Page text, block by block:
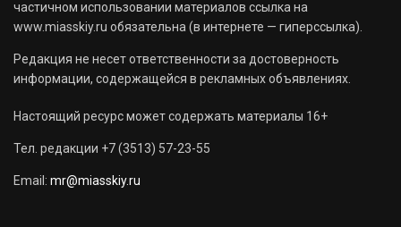
частичном использовании материалов ссылка на
www.miasskiy.ru обязательна (в интернете — гиперссылка).
Редакция не несет ответственности за достоверность
информации, содержащейся в рекламных объявлениях.
Настоящий ресурс может содержать материалы 16+
Тел. редакции +7 (3513) 57-23-55
Email: mr@miasskiy.ru